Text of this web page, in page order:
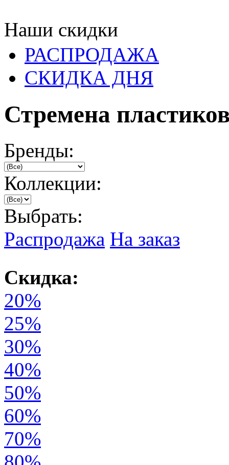
Наши скидки
РАСПРОДАЖА
СКИДКА ДНЯ
Стремена
Бренды:
Коллекции:
Выбрать:
Распродажа На заказ
Скидка:
20%
25%
30%
40%
50%
60%
70%